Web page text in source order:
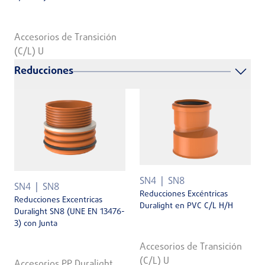
Accesorios de Transición
(C/L) U
Reducciones
SN4 SN8
Reducciones Excentricas
Duralight SN8 (UNE EN 13476-
3) con Junta
SN4 SN8
Reducciones Excéntricas
Duralight en PVC C/L H/H
Accesorios de Transición
(C/L) U